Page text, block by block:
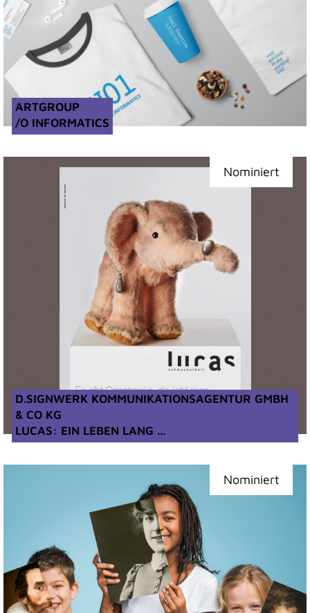
ARTGROUP
/O INFORMATICS
Nominiert
D.SIGNWERK KOMMUNIKATIONSAGENTUR GMBH
& CO KG
LUCAS: EIN LEBEN LANG ...
Nominiert